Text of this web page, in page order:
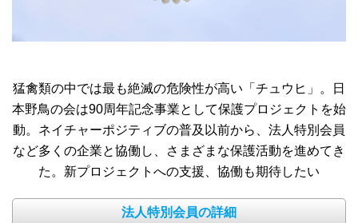
猛禽類の中では最も絶滅の危険性が高い「チュウヒ」。日
本野鳥の会は90周年記念事業として保護プロジェクトを始
動。ネイチャーポジティブの普及以前から、法人特別会員
など多くの企業と協働し、さまざまな保護活動を進めてき
た。新プロジェクトへの支援、協働も期待したい
法人特別会員の詳細